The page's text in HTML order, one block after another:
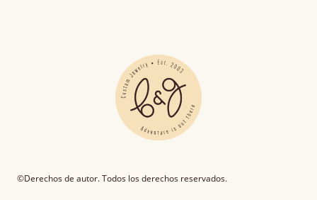
©Derechos de autor. Todos los derechos reservados.